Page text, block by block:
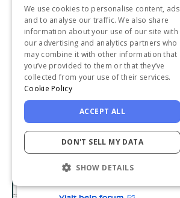
We use cookies to personalise content, ads
and to analyse our traffic. We also share
information about your use of our site with
our advertising and analytics partners who
may combine it with other information that
you’ve provided to them or that they’ve
collected from your use of their services.
Cookie Policy
ACCEPT ALL
DON'T SELL MY DATA
SHOW DETAILS